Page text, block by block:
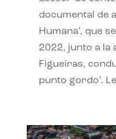
documental de
Humana’, que
2022, junto a la
Figueiras,
punto gordo’.